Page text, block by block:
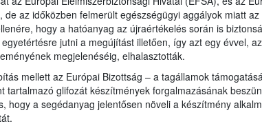
de az időközben felmerült egészségügyi aggályok miatt
hogy a hatóanyag az újraértékelés során is
jutni a megújítást illetően, így azt egy évvel,
megjelenéséig, elhalasztották.
mellett az Európai Bizottság – a tagállamok
tartalmazó glifozát készítmények forgalmazásának
hogy a segédanyag jelentősen növeli a készítmény